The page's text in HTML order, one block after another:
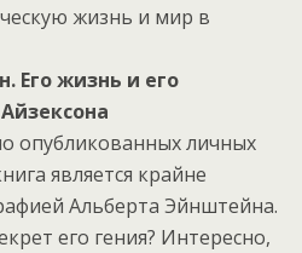
жизнь и мир в
Его жизнь и его
опубликованных личных
является крайне
Альберта Эйнштейна.
его гения? Интересно,